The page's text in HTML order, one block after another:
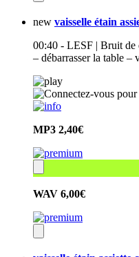
new vaisselle étain
00:40 - LESF | Bruit de
– débarrasser la table
MP3 2,40€
WAV 6,00€